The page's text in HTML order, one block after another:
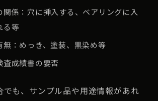
関係：穴に挿入する、ベアリングに入
る等
無：めっき、塗装、黒染め等
査成績書の要否
でも、サンプル品や用途情報があれ